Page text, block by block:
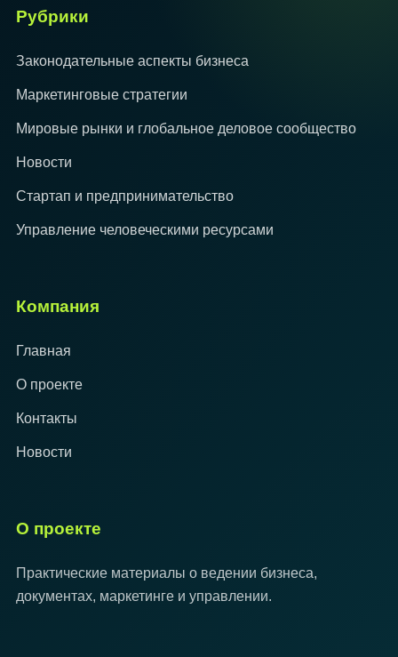
Рубрики
Законодательные аспекты бизнеса
Маркетинговые стратегии
Мировые рынки и глобальное деловое сообщество
Новости
Стартап и предпринимательство
Управление человеческими ресурсами
Компания
Главная
О проекте
Контакты
Новости
О проекте
Практические материалы о ведении бизнеса,
документах, маркетинге и управлении.